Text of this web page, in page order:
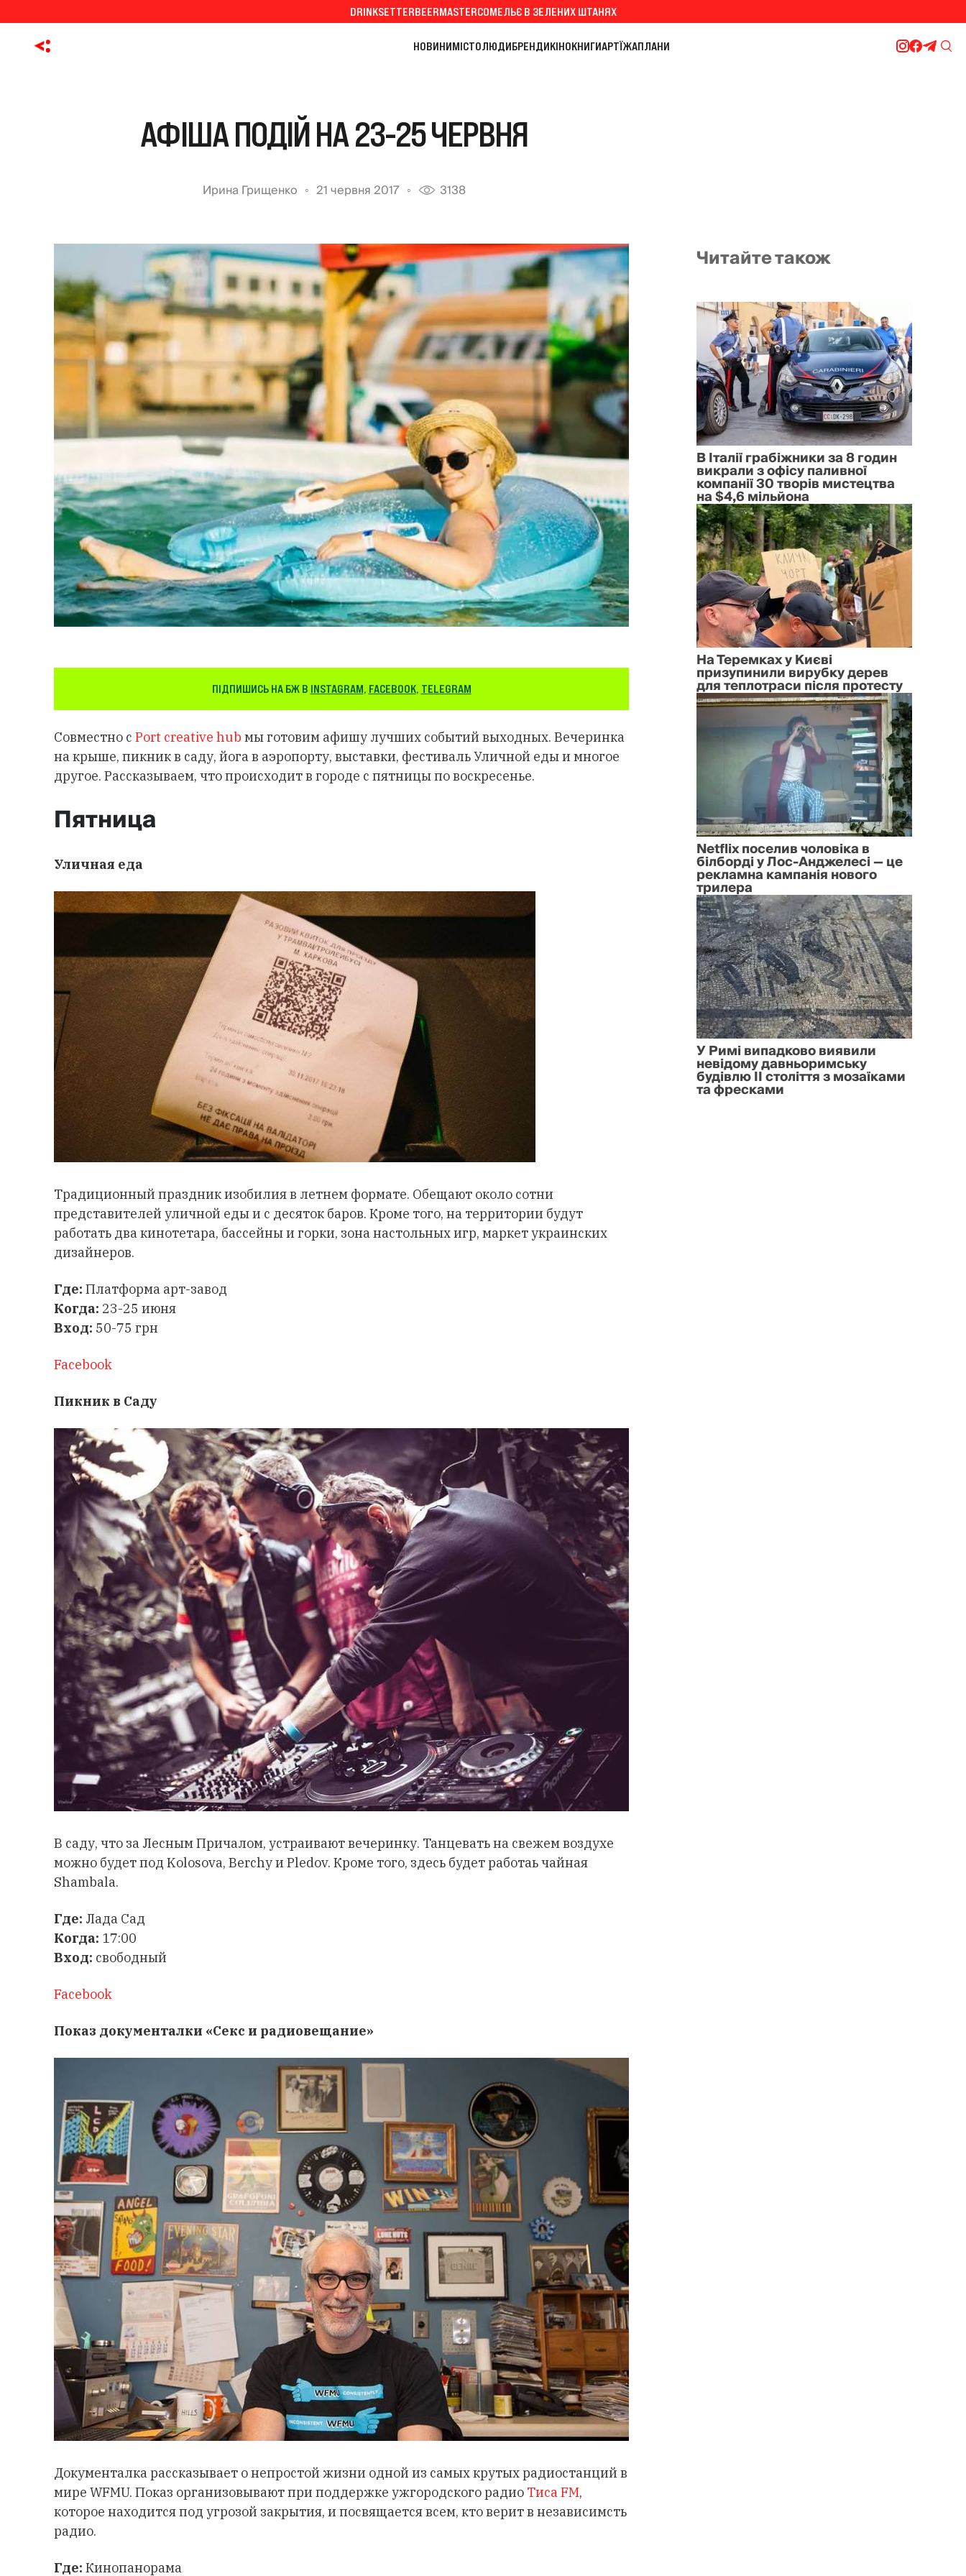
DRINKSETTERBEERMASTERСОМЕЛЬЄ В ЗЕЛЕНИХ ШТАНЯХ
НОВИНИМІСТОЛЮДИБРЕНДИКІНОКНИГИАРТЇЖАПЛАНИ
АФІША ПОДІЙ НА 23-25 ЧЕРВНЯ
Ирина Грищенко 21 червня 2017 3138
ПІДПИШИСЬ НА БЖ В INSTAGRAM, FACEBOOK, TELEGRAM
Совместно с Port creative hub мы готовим афишу лучших событий выходных. Вечеринка
на крыше, пикник в саду, йога в аэропорту, выставки, фестиваль Уличной еды и многое
другое. Рассказываем, что происходит в городе с пятницы по воскресенье.
Пятница
Уличная еда
Традиционный праздник изобилия в летнем формате. Обещают около сотни
представителей уличной еды и с десяток баров. Кроме того, на территории будут
работать два кинотетара, бассейны и горки, зона настольных игр, маркет украинских
дизайнеров.
Где: Платформа арт-завод
Когда: 23-25 июня
Вход: 50-75 грн
Facebook
Пикник в Саду
В саду, что за Лесным Причалом, устраивают вечеринку. Танцевать на свежем воздухе
можно будет под Kolosova, Berchy и Pledov. Кроме того, здесь будет работаь чайная
Shambala.
Где: Лада Сад
Когда: 17:00
Вход: свободный
​Facebook
Показ документалки «Секс и радиовещание»
Документалка рассказывает о непростой жизни одной из самых крутых радиостанций в
мире WFMU. Показ организовывают при поддержке ужгородского радио Тиса FM,
которое находится под угрозой закрытия, и посвящается всем, кто верит в независимсть
радио.
Где: Кинопанорама
Читайте також
В Італії грабіжники за 8 годин
викрали з офісу паливної
компанії 30 творів мистецтва
на $4,6 мільйона
На Теремках у Києві
призупинили вирубку дерев
для теплотраси після протесту
Netflix поселив чоловіка в
білборді у Лос-Анджелесі — це
рекламна кампанія нового
трилера
У Римі випадково виявили
невідому давньоримську
будівлю II століття з мозаїками
та фресками